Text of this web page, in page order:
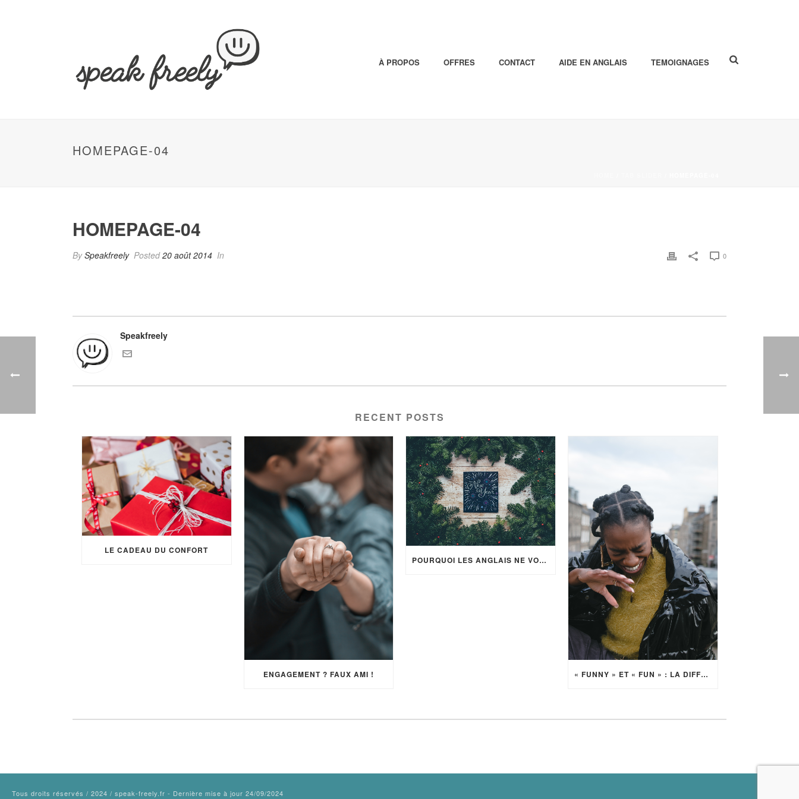
À PROPOS OFFRES CONTACT AIDE EN ANGLAIS TEMOIGNAGES
HOMEPAGE-04
HOMEPAGE-04
BySpeakfreely Posted20 août 2014 In 0
Speakfreely
RECENT POSTS
LE CADEAU DU CONFORT
ENGAGEMENT ? FAUX AMI !
POURQUOI LES ANGLAIS NE VOUS SOUHAITENT PAS LA BONNE ANNÉE
« FUNNY » ET « FUN » : LA DIFFÉRENCE !
Tous droits réservés / 2024 / speak-freely.fr - Dernière mise à jour 24/09/2024